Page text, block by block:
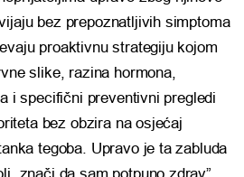
bez prepoznatljivih simptoma
proaktivnu strategiju kojom
slike, razina hormona,
i specifični preventivni pregledi
bez obzira na osjećaj
tegoba. Upravo je ta zabluda